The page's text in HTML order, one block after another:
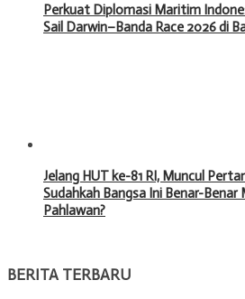
Perkuat Diplomasi Maritim
Sail Darwin–Banda Race 2026 di
Jelang HUT ke-81 RI, Muncul
Sudahkah Bangsa Ini Benar-Benar
Pahlawan?
BERITA TERBARU